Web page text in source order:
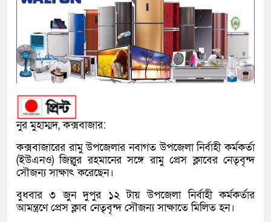
নুর মুহাম্মদ, কক্সবাজার:
কক্সবাজারের রামু উপজেলার নবাগত উপজেলা নির্বাহী কর্মকর্তা
(ইউএনও) জিল্লুর রহমানের সঙ্গে রামু প্রেস ক্লাবের নেতৃবৃন্দ
সৌজন্য সাক্ষাৎ করেছেন।
বুধবার ৩ জুন দুপুর ১২ টায় উপজেলা নির্বাহী কর্মকর্তার
আমন্ত্রণে প্রেস ক্লাব নেতৃবৃন্দ সৌজন্য সাক্ষাতে মিলিত হন।